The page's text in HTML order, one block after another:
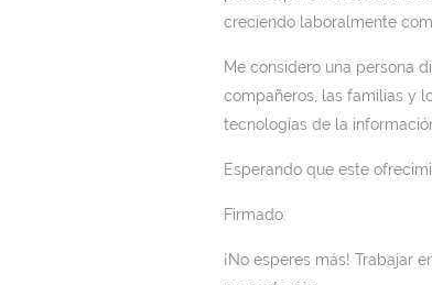
creciendo laboralmente
Me considero una persona
compañeros, las familias y
tecnologías de la
Esperando que este
Firmado:
¡No esperes más! Trabajar